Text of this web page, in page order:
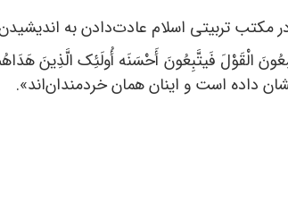
تربیتی اسلام عادت‌دادن به
الْقَوْلَ فَیتَّبِعُونَ أَحْسَنَه أُولَئِک الَّذِینَ
داده است و اینان همان خردمندان‌اند».